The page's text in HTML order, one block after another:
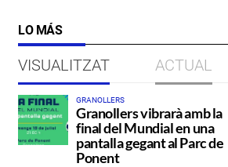
LO MÁS
VISUALITZAT ACTUAL
GRANOLLERS
Granollers vibrarà amb la
final del Mundial en una
pantalla gegant al Parc de
Ponent